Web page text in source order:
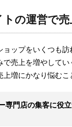
の運営で
ップをいくつも
売上を増やしてい
上増にかなり悩むこ
専門店の集客に役